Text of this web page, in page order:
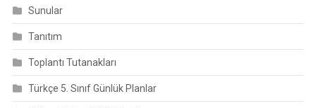
Sunular
Tanıtım
Toplantı Tutanakları
Türkçe 5. Sınıf Günlük Planlar